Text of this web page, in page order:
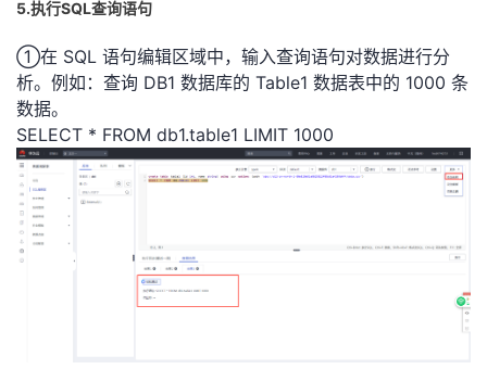
5.执行SQL查询语句
①在 SQL 语句编辑区域中，输入查询语句对数据进行分
析。 例如：查询 DB1 数据库的 Table1 数据表中的 1000 条
数据。
SELECT * FROM db1.table1 LIMIT 1000